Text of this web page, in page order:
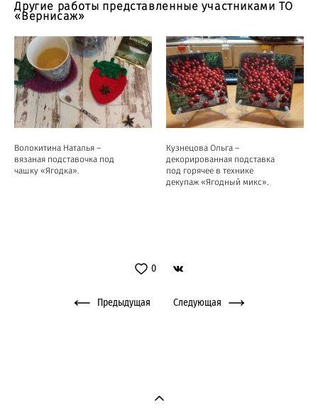
Другие работы представленные участниками ТО
«Вернисаж»
Волокитина Наталья –
вязаная подставочка под
чашку «Ягодка».
Кузнецова Ольга –
декорированная подставка
под горячее в технике
декупаж «Ягодный микс».
0
Предыдущая Следующая